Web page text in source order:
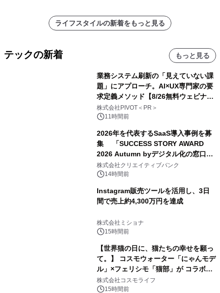
ライフスタイルの新着をもっと見る
テックの新着 もっと見る
業務システム刷新の「見えていない課
題」にアプローチ。AI×UX専門家の要
求定義メソッド【8/26無料ウェビナ
ー】株式会社PIVOT
株式会社PIVOT＜PR＞
11時間前
2026年を代表するSaaS導入事例を募
集 「SUCCESS STORY AWARD
2026 Autumn byデジタル化の窓口」
開催
株式会社クリエイティブバンク
14時間前
Instagram販売ツールを活用し、3日
間で売上約4,300万円を達成
株式会社ミショナ
15時間前
【世界猫の日に、猫たちの幸せを願っ
て。】 コスモウォーター「にゃんモデ
ル」×フェリシモ「猫部」が コラボキ
ャンペーンを実施
株式会社コスモライフ
15時間前